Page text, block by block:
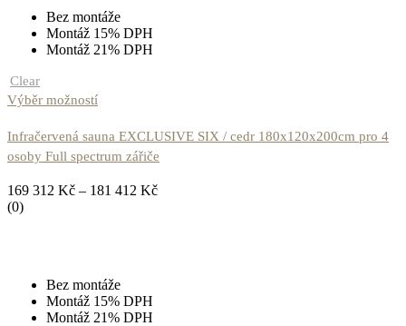
Bez montáže
Montáž 15% DPH
Montáž 21% DPH
Clear
Výběr možností
Infračervená sauna EXCLUSIVE SIX / cedr 180x120x200cm pro 4
osoby Full spectrum zářiče
169 312 Kč – 181 412 Kč
(0)
Bez montáže
Montáž 15% DPH
Montáž 21% DPH